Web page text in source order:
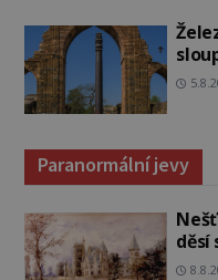
Paranormální jevy
děsí